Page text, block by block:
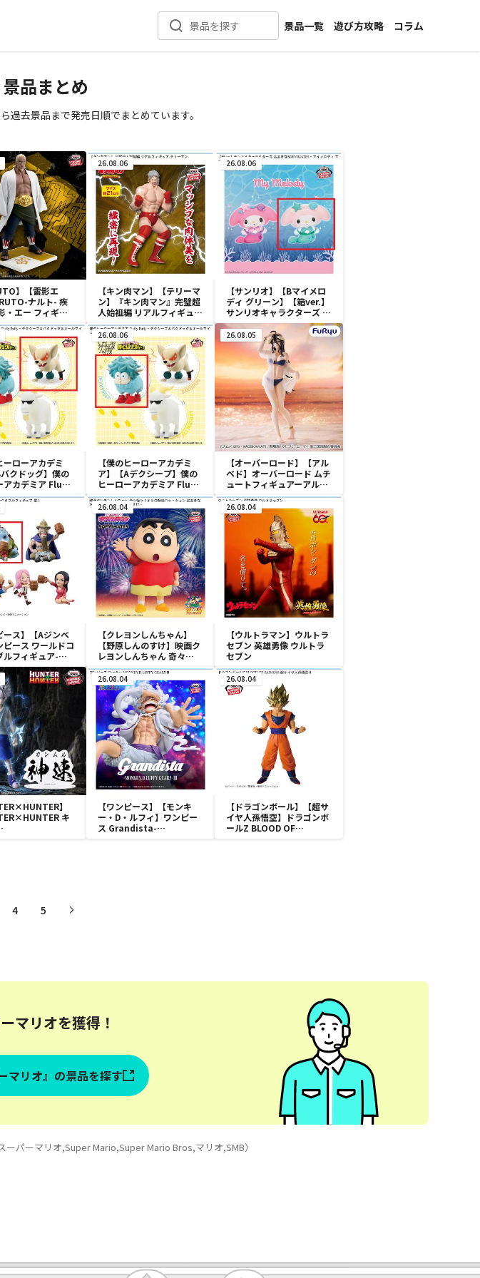
景品を探す
景品一覧
新着景品
遊び方攻略
コラム
インタビュー
品まとめ
去景品まで発売日順でまとめています。
】【雷影エ
ナルト- 疾
・エー フィギュ
集結…!!～
26.08.06
【キン肉マン】【テリーマ
ン】『キン肉マン』完璧超
人始祖編 リアルフィギュ
ア-テリーマン-
26.08.06
【サンリオ】【Bマイメロ
ディ グリーン】【箱ver.】
サンリオキャラクターズ お
おきなSOFVIMATES～マ
イメロディ マーメイドver.
～
ーローアカデミ
クドッグ】僕の
アカデミア Fluffy
クシープ＆バク
ールマイゴート
26.08.06
【僕のヒーローアカデミ
ア】【Aデクシープ】僕の
ヒーローアカデミア Fluffy
Puffy～デクシープ＆バク
ドッグ＆オールマイゴート
～
26.08.05
【オーバーロード】【アル
ベド】オーバーロード ムチ
ュートフィギュアーアルベ
ド・aqua ver.ー
ース】【Aジンベ
ピース ワールドコ
ルフィギュア-宴
26.08.04
【クレヨンしんちゃん】
【野原しんのすけ】映画ク
レヨンしんちゃん 奇々
怪々！オラの妖怪バケ～シ
ョン おおきな
SOFVIMATES～野原しん
のすけ～
26.08.04
【ウルトラマン】ウルトラ
セブン 英雄勇像 ウルトラ
セブン
】
キ
26.08.04
【ワンピース】【モンキ
ー・D・ルフィ】ワンピー
ス Grandista-
26.08.04
【ドラゴンボール】【超サ
イヤ人孫悟空】ドラゴンボ
ールZ BLOOD OF
4 5
マリオを獲得！
マリオ』の景品を探す
パーマリオ,Super Mario,Super Mario Bros,マリオ,SMB）